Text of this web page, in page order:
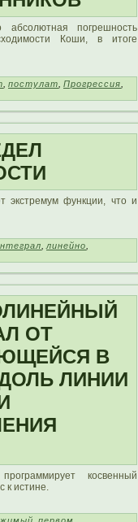
погрешность
Коши, в итоге
постулат Прогрессия
экстремум функции, что и
линейно
ОТ
В
ЛИНИИ
косвенный
к истине.